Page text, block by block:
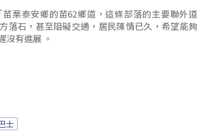
苗栗泰安鄉的苗62鄉道，這條部落的主要聯外道
落石，甚至阻礙交通，居民陳情已久，希望能夠
沒有進展 。
士